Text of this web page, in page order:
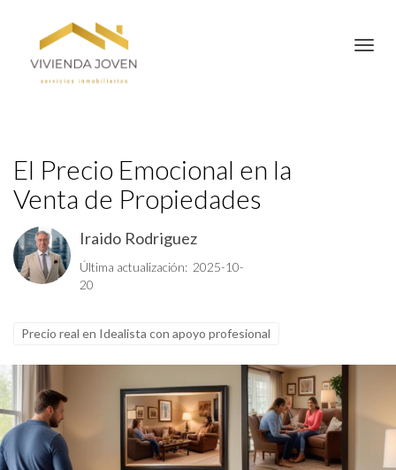
El Precio Emocional en la
Venta de Propiedades
Iraido Rodriguez
Última actualización: 2025-10-
20
Precio real en Idealista con apoyo profesional